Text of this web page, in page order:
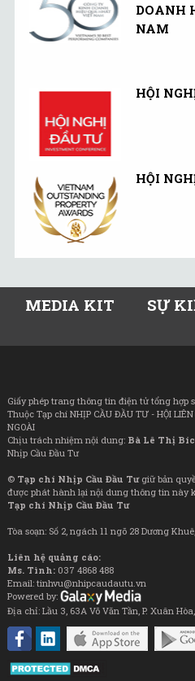
DOANH
NAM
HỘI
HỘI
MEDIA KIT SỰ
Giấy phép trang thông tin điện tử tổng hợp
Thuộc Tạp chí NHỊP CẦU ĐẦU TƯ - HỘI
NGOÀI
Chịu trách nhiệm nội dung: Bà Lê Thị
Nhịp Cầu Đầu Tư
© Tạp chí Nhịp Cầu Đầu Tưgiữ bản
được phát hành lại nội dung thông tin này
Tạp chí Nhịp Cầu Đầu Tư
Tòa soạn: Số 2, ngách 11 ngõ 28 Dương
Liên hệ quảng cáo:
Ms. Tình: 037 4868 488
Email: tinhvu@nhipcaudautu.vn
Powered by:
Địa chỉ: Lầu 3, 63A Võ Văn Tần, P. Xuân Hòa,